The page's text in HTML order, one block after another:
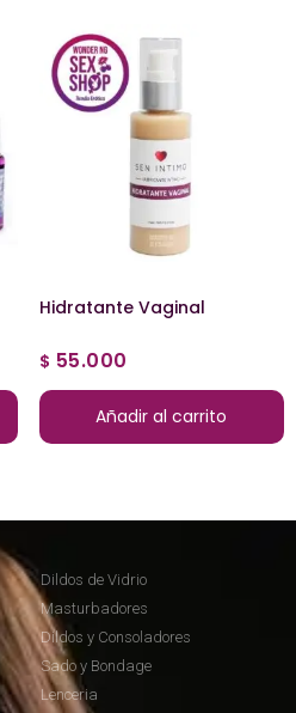
Hidratante Vaginal
$ 55.000
Añadir al carrito
Dildos de Vidrio
Masturbadores
Dildos y Consoladores
Sado y Bondage
Lenceria